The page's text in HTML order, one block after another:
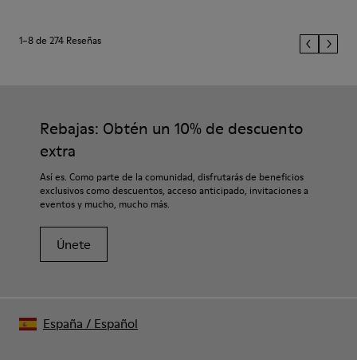
1–8 de 274 Reseñas
Rebajas: Obtén un 10% de descuento
extra
Así es. Como parte de la comunidad, disfrutarás de beneficios
exclusivos como descuentos, acceso anticipado, invitaciones a
eventos y mucho, mucho más.
Únete
España / Español